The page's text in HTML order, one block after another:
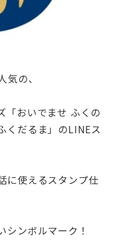
の、
「おいでませ ふくの
くだるま」のLINEス
に使えるスタンプ仕
シンボルマーク！